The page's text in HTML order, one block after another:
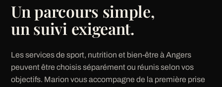
Un parcours simple,
un suivi exigeant.
Les services de sport, nutrition et bien-être à Angers
peuvent être choisis séparément ou réunis selon vos
objectifs. Marion vous accompagne de la première prise